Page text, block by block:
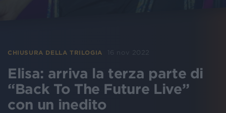
CHIUSURA DELLA TRILOGIA 16 nov 2022
Elisa: arriva la terza parte di
“Back To The Future Live”
con un inedito